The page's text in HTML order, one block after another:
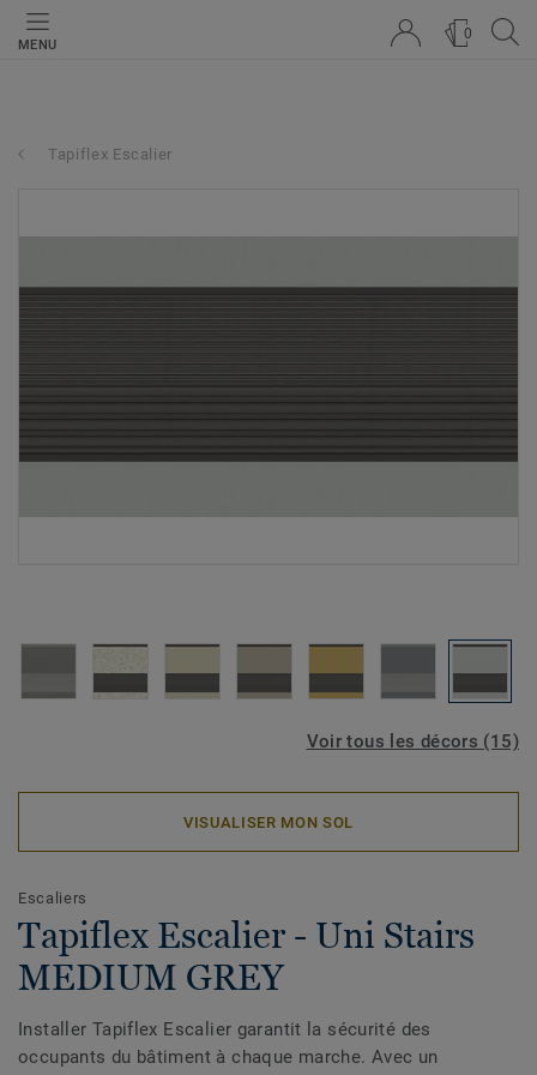
MENU
0
Tapiflex Escalier
Voir tous les décors (15)
VISUALISER MON SOL
Escaliers
Tapiflex Escalier - Uni Stairs
MEDIUM GREY
Installer Tapiflex Escalier garantit la sécurité des
occupants du bâtiment à chaque marche. Avec un